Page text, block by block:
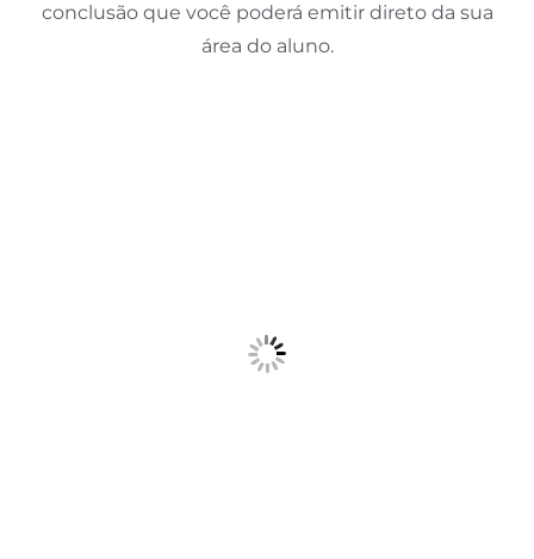
conclusão que você poderá emitir direto da sua
área do aluno.